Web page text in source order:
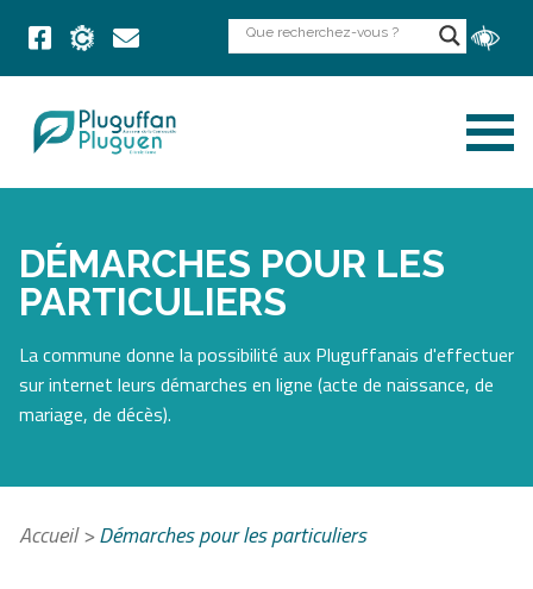
DÉMARCHES POUR LES
PARTICULIERS
La commune donne la possibilité aux Pluguffanais d'effectuer
sur internet leurs démarches en ligne (acte de naissance, de
mariage, de décès).
Accueil>Démarches pour les particuliers